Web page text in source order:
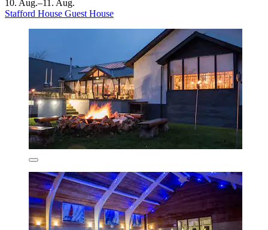
10. Aug.–11. Aug.
Stafford House Guest House